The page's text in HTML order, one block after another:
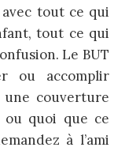
tout ce qui
tout ce qui
Le BUT
ou accomplir
une couverture
ou quoi que ce
à l’ami